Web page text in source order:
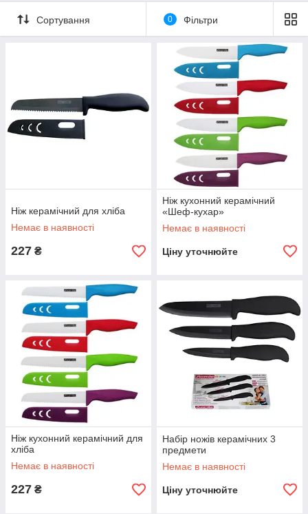
спеціальних печах при температурі близько 1 600 °C. Якість
клинка залежить не тільки від якості матеріалу,
використовуваного для виготовлення інструменту, але і від
того, який час заготівля проведе в печі. Чим довше спікається
діоксид цирконію, тим якісніше лезо.
Сортування 0 Фільтри
Ніж керамічний для хліба
Немає в наявності
227 ₴
Ніж кухонний керамічний
«Шеф-кухар»
Немає в наявності
Ціну уточнюйте
Ніж кухонний керамічний для
хліба
Немає в наявності
227 ₴
Набір ножів керамічних 3
предмети
Немає в наявності
Ціну уточнюйте